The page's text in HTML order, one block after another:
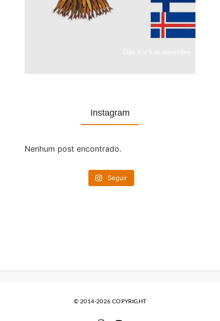
Instagram
Nenhum post encontrado.
Seguir
© 2014-2026 COPYRIGHT